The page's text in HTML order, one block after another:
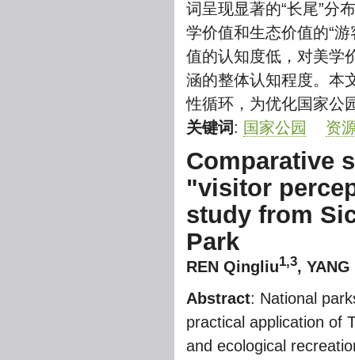
词呈现显著的“长尾”分
学价值和生态价值的“
值的认知度低，对美学
涵的整体认知程度。本
性循环，为优化国家公
关键词: 国家公园 资
Comparative
"visitor
study from
Park
REN Qingliu1,3,
Abstract: National
practical application of
and ecological